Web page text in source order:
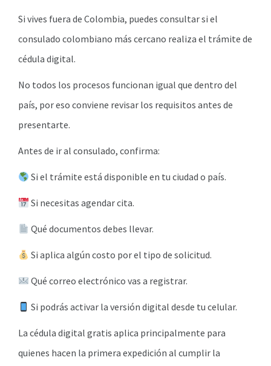
Si vives fuera de Colombia, puedes consultar si el
consulado colombiano más cercano realiza el trámite de
cédula digital.
No todos los procesos funcionan igual que dentro del
país, por eso conviene revisar los requisitos antes de
presentarte.
Antes de ir al consulado, confirma:
Si el trámite está disponible en tu ciudad o país.
Si necesitas agendar cita.
Qué documentos debes llevar.
Si aplica algún costo por el tipo de solicitud.
Qué correo electrónico vas a registrar.
Si podrás activar la versión digital desde tu celular.
La cédula digital gratis aplica principalmente para
quienes hacen la primera expedición al cumplir la